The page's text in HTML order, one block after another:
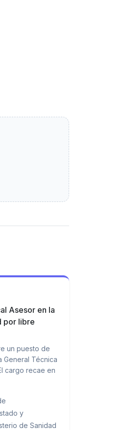
Asesor en la
por libre
un puesto de
General Técnica
cargo recae en
y
de Sanidad